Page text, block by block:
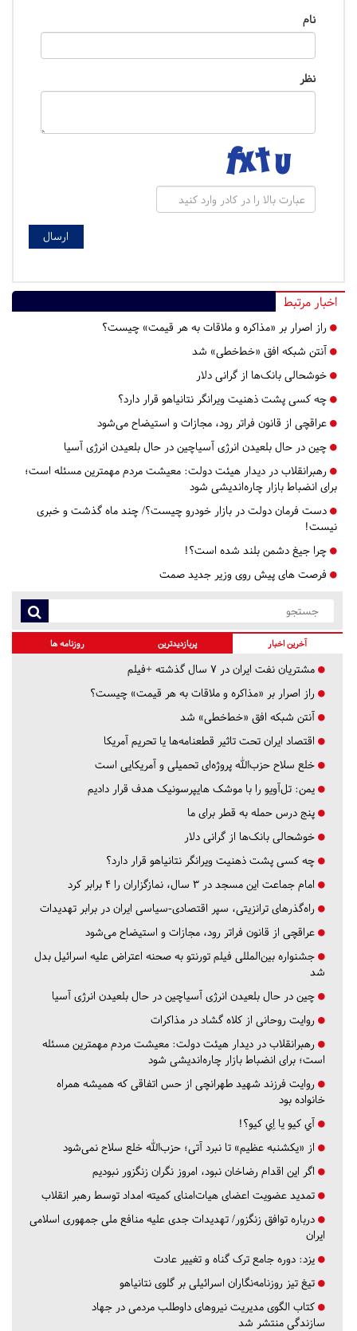
نام
نظر
اخبار مرتبط
راز اصرار بر «مذاکره و ملاقات به هر قیمت» چیست؟
آنتن شبکه افق «خط‌خطی» شد
خوشحالی بانک‌ها از گرانی دلار
چه کسی پشت ذهنیت ویرانگر نتانیاهو قرار دارد؟
عراقچی از قانون فراتر رود، مجازات و استیضاح می‌شود
چین در حال بلعیدن انرژی آسیاچین در حال بلعیدن انرژی آسیا
رهبرانقلاب در دیدار هیئت دولت: معیشت مردم مهمترین مسئله است؛
برای انضباط بازار چاره‌اندیشی شود
دست فرمان دولت در بازار خودرو چیست؟/ چند ماه گذشت و خبری
نیست!
چرا جیغ دشمن بلند شده است؟!
فرصت‌ های پیش روی وزیر جدید صمت
آخرین اخبار پربازدیدترین روزنامه ها
مشتریان نفت ایران در ۷ سال گذشته +فیلم
راز اصرار بر «مذاکره و ملاقات به هر قیمت» چیست؟
آنتن شبکه افق «خط‌خطی» شد
اقتصاد ایران تحت تاثیر قطعنامه‌ها یا تحریم‌ آمریکا
خلع سلاح حزب‌الله پروژه‌ای تحمیلی و آمریکایی است
یمن: تل‌آویو را با موشک هایپرسونیک هدف قرار دادیم
پنج درس‌ حمله به قطر برای ما
خوشحالی بانک‌ها از گرانی دلار
چه کسی پشت ذهنیت ویرانگر نتانیاهو قرار دارد؟
امام جماعت این مسجد در ۳ سال، نمازگزاران را ۴ برابر کرد
راه‌گذرهای ترانزیتی، سپر اقتصادی-سیاسی ایران در برابر تهدیدات
عراقچی از قانون فراتر رود، مجازات و استیضاح می‌شود
جشنواره بین‌المللی فیلم تورنتو به صحنه اعتراض علیه اسرائیل بدل
شد
چین در حال بلعیدن انرژی آسیاچین در حال بلعیدن انرژی آسیا
روایت روحانی از کلاه گشاد در مذاکرات
رهبرانقلاب در دیدار هیئت دولت: معیشت مردم مهمترین مسئله
است؛ برای انضباط بازار چاره‌اندیشی شود
روایت فرزند شهید طهرانچی از حس اتفاقی که همیشه همراه
خانواده بود
آي كيو يا اِي كيو؟!
از «یکشنبه عظیم» تا نبرد آتی؛ حزب‌الله خلع سلاح نمی‌شود
اگر این اقدام رضاخان نبود، امروز نگران زنگزور نبودیم
تمدید عضویت اعضای هیات‌امنای کمیته امداد توسط رهبر انقلاب
درباره توافق زنگزور/ تهدیدات جدی علیه منافع ملی جمهوری اسلامی
ایران
یزد: دوره جامع ترک گناه و تغییر عادت
تیغ تیز روزنامه‌نگاران اسرائیلی بر گلوی نتانیاهو
کتاب الگوی مدیریت نیروهای داوطلب مردمی در جهاد
سازندگی منتشر شد